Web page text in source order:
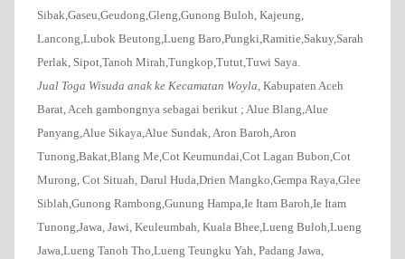
Sibak,Gaseu,Geudong,Gleng,Gunong Buloh, Kajeung,
Lancong,Lubok Beutong,Lueng Baro,Pungki,Ramitie,Sakuy,Sarah
Perlak, Sipot,Tanoh Mirah,Tungkop,Tutut,Tuwi Saya.
Jual Toga Wisuda anak ke Kecamatan Woyla, Kabupaten Aceh
Barat, Aceh gambongnya sebagai berikut ; Alue Blang,Alue
Panyang,Alue Sikaya,Alue Sundak, Aron Baroh,Aron
Tunong,Bakat,Blang Me,Cot Keumundai,Cot Lagan Bubon,Cot
Murong, Cot Situah, Darul Huda,Drien Mangko,Gempa Raya,Glee
Siblah,Gunong Rambong,Gunung Hampa,Ie Itam Baroh,Ie Itam
Tunong,Jawa, Jawi, Keuleumbah, Kuala Bhee,Lueng Buloh,Lueng
Jawa,Lueng Tanoh Tho,Lueng Teungku Yah, Padang Jawa,